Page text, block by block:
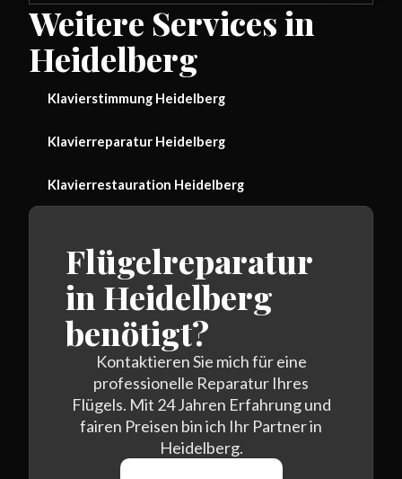
Weitere Services in
Heidelberg
Klavierstimmung Heidelberg
Klavierreparatur Heidelberg
Klavierrestauration Heidelberg
Flügelreparatur
in Heidelberg
benötigt?
Kontaktieren Sie mich für eine
professionelle Reparatur Ihres
Flügels. Mit 24 Jahren Erfahrung und
fairen Preisen bin ich Ihr Partner in
Heidelberg.